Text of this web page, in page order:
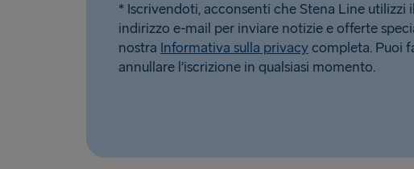
* Iscrivendoti, acconsenti che Stena Line utilizzi
indirizzo e-mail per inviare notizie e offerte
nostra Informativa sulla privacycompleta. Puoi
annullare l’iscrizione in qualsiasi momento.